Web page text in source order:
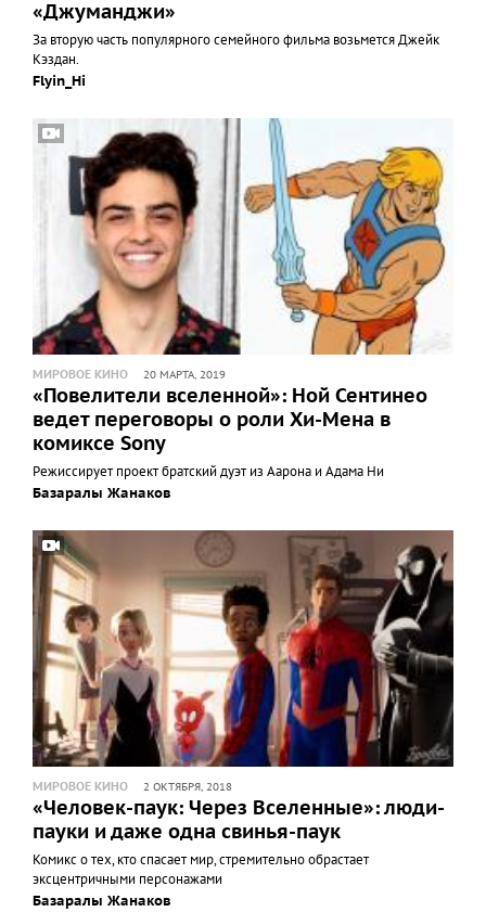
«Джуманджи»
За вторую часть популярного семейного фильма возьмется Джейк
Кэздан.
Flyin_Hi
МИРОВОЕ КИНО 20 МАРТА, 2019
«Повелители вселенной»: Ной Сентинео
ведет переговоры о роли Хи-Мена в
комиксе Sony
Режиссирует проект братский дуэт из Аарона и Адама Ни
Базаралы Жанаков
МИРОВОЕ КИНО 2 ОКТЯБРЯ, 2018
«Человек-паук: Через Вселенные»: люди-
пауки и даже одна свинья-паук
Комикс о тех, кто спасает мир, стремительно обрастает
эксцентричными персонажами
Базаралы Жанаков